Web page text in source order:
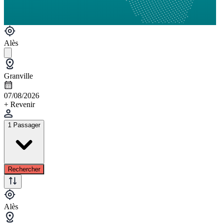
Alès
Granville
07/08/2026
+ Revenir
1 Passager
Rechercher
Alès